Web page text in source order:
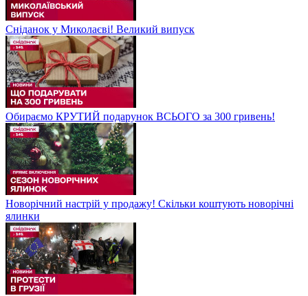
Сніданок у Миколаєві! Великий випуск
Обираємо КРУТИЙ подарунок ВСЬОГО за 300 гривень!
Новорічний настрій у продажу! Скільки коштують новорічні
ялинки